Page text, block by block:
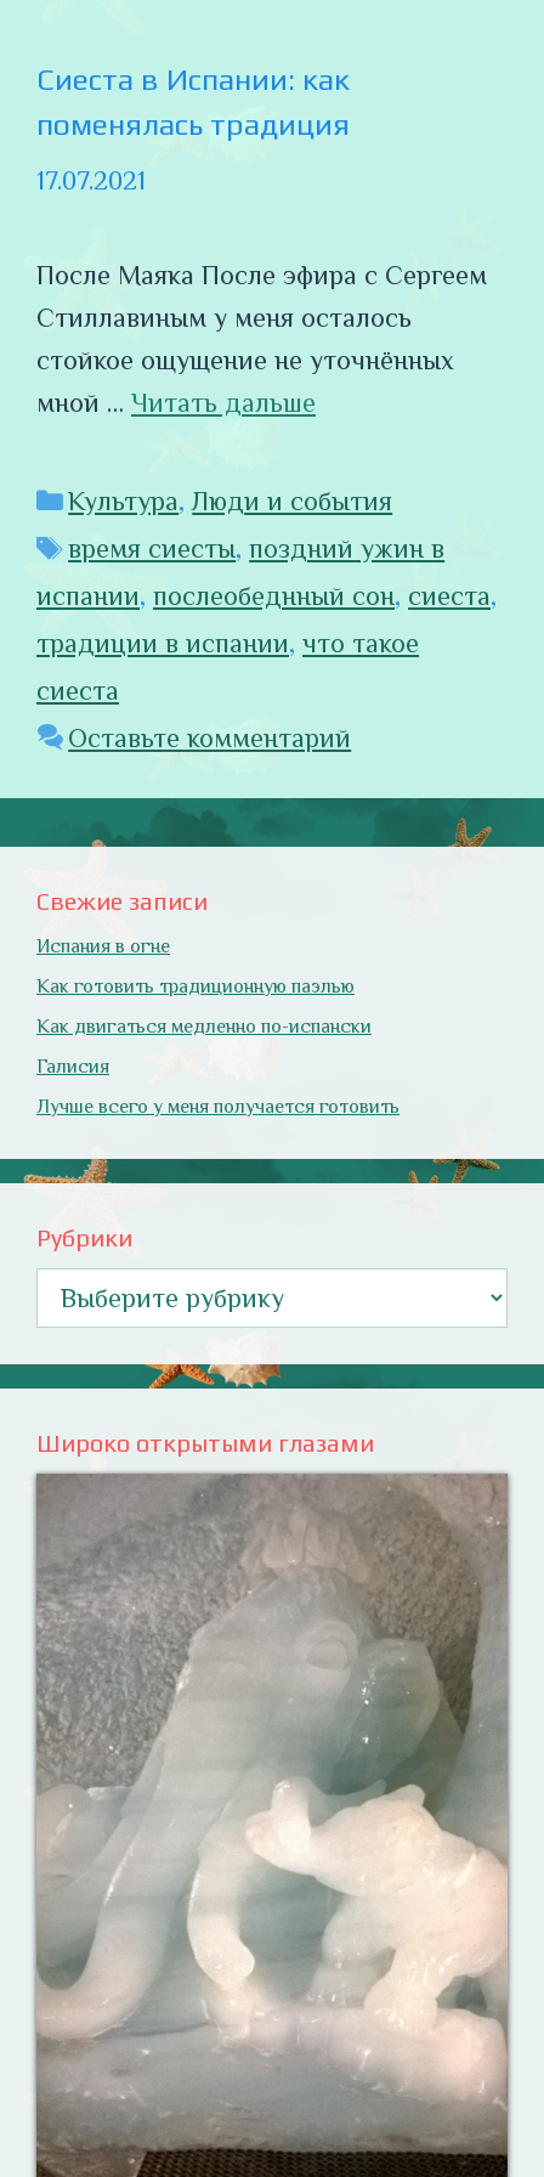
Сиеста в Испании: как
поменялась традиция
17.07.2021
После Маяка После эфира с Сергеем
Стиллавиным у меня осталось
стойкое ощущение не уточнённых
мной … Читать дальше
Рубрики
Культура,Люди и события
Метки
время сиесты,поздний ужин в
испании, послеобеднный сон, сиеста,
традиции в испании, что такое
сиеста
Оставьте комментарий
Свежие записи
Испания в огне
Как готовить традиционную паэлью
Как двигаться медленно по-испански
Галисия
Лучше всего у меня получается готовить
Рубрики
Широко открытыми глазами
Ваш английский здесь!
Интерактивные упражнения, FCE и
многое другое. Практические советы в
моих аудиоуроках.
Назови их!
Travelling: Destination — China